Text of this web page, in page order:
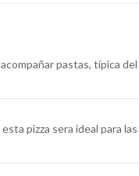
pastas, típica
pizza sera ideal para